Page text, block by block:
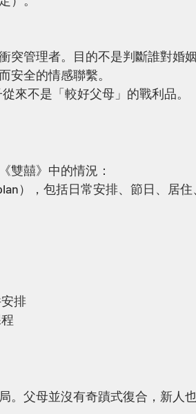
管理者。目的不是判斷誰對婚
安全的情感聯繫。
來不是「較好父母」的戰利品。
雙囍》中的情況：
排
。父母並沒有奇蹟式復合，新人